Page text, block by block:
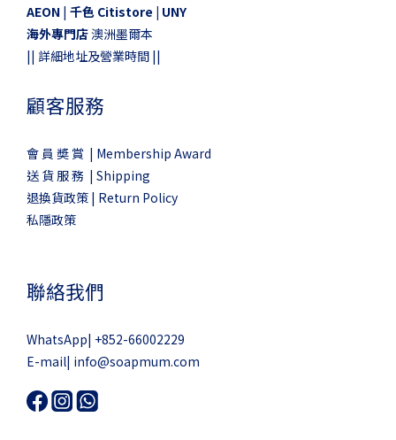
AEON | 千色 Citistore | UNY
海外專門店澳洲墨爾本
|| 詳細地址及營業時間 ||
顧客服務
會 員 奬 賞 | Membership Award
送 貨 服 務 | Shipping
退換貨政策 | Return Policy
私隱政策
聯絡我們
WhatsApp| +852-66002229
E-mail| info@soapmum.com